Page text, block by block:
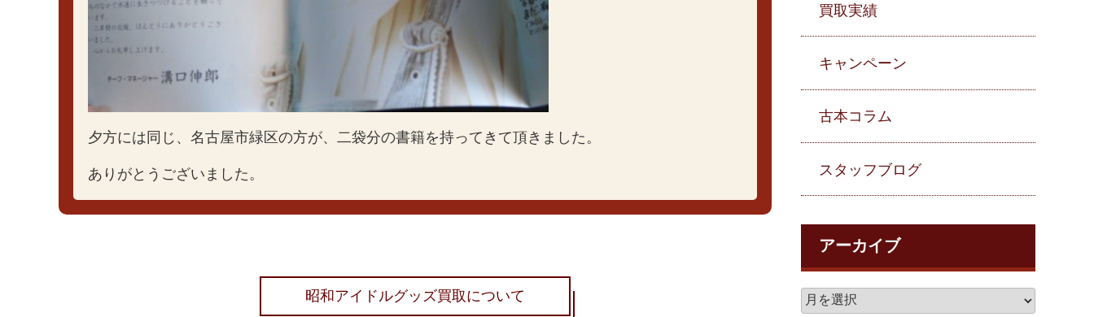
夕方には同じ、名古屋市緑区の方が、二袋分の書籍を持ってきて頂きました。
ありがとうございました。
昭和アイドルグッズ買取について
買取実績
キャンペーン
古本コラム
スタッフブログ
アーカイブ